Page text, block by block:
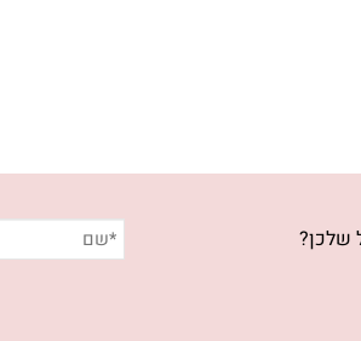
שלכן?